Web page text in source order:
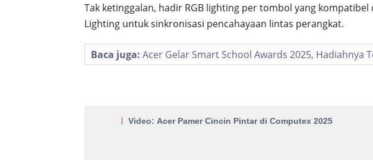
Tak ketinggalan, hadir RGB lighting per tombol yang
Lighting untuk sinkronisasi pencahayaan lintas perangkat.
Baca juga: Acer Gelar Smart School Awards 2025, Hadiahnya
Video: Acer Pamer Cincin Pintar di Computex 2025